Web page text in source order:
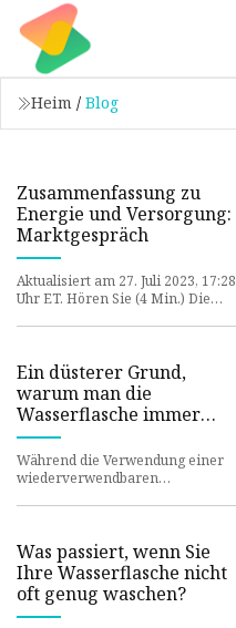
Heim / Blog
Zusammenfassung zu
Energie und Versorgung:
Marktgespräch
Aktualisiert am 27. Juli 2023, 17:28
Uhr ET. Hören Sie (4 Min.) Die
Ein düsterer Grund,
warum man die
Wasserflasche immer
auswäscht, da der Arzt
vor einer Grippe warnt
Während die Verwendung einer
wiederverwendbaren
Was passiert, wenn Sie
Ihre Wasserflasche nicht
oft genug waschen?